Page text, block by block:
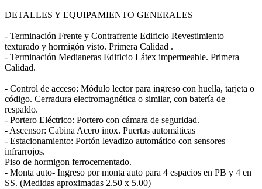
DETALLES Y EQUIPAMIENTO GENERALES
- Terminación Frente y Contrafrente Edificio Revestimiento
texturado y hormigón visto. Primera Calidad .
- Terminación Medianeras Edificio Látex impermeable. Primera
Calidad.
- Control de acceso: Módulo lector para ingreso con huella, tarjeta o
código. Cerradura electromagnética o similar, con batería de
respaldo.
- Portero Eléctrico: Portero con cámara de seguridad.
- Ascensor: Cabina Acero inox. Puertas automáticas
- Estacionamiento: Portón levadizo automático con sensores
infrarrojos.
Piso de hormigon ferrocementado.
- Monta auto- Ingreso por monta auto para 4 espacios en PB y 4 en
SS. (Medidas aproximadas 2.50 x 5.00)